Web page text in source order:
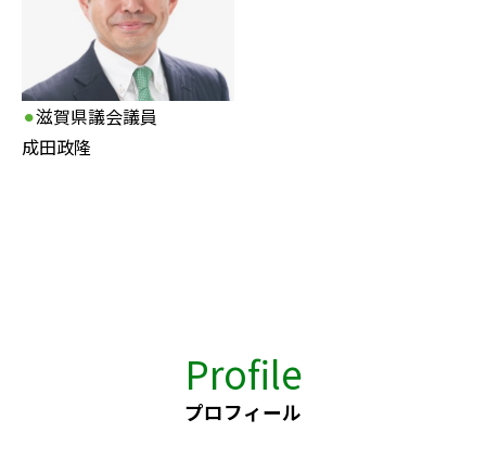
⚫︎滋賀県議会議員
成田政隆
Profile
プロフィール